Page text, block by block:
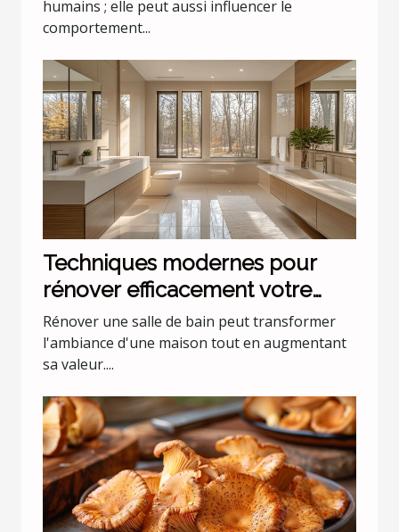
domestiques
humains ; elle peut aussi influencer le
comportement...
Techniques modernes pour
rénover efficacement votre
salle de bain
Rénover une salle de bain peut transformer
l'ambiance d'une maison tout en augmentant
sa valeur....